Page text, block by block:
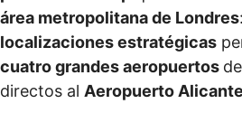
área metropolitana de Londres:
localizaciones estratégicas
cuatro grandes aeropuertos
directos al Aeropuerto